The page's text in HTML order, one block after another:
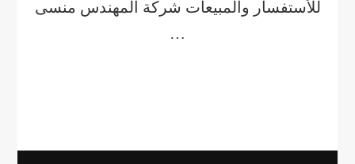
للأستفسار والمبيعات شركة المهندس منسى
…